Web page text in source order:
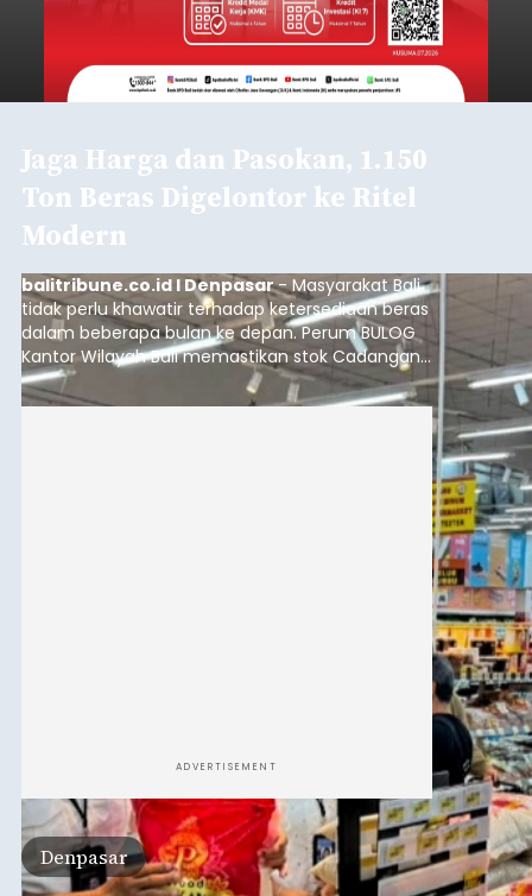
Jaga Harga dan Pasokan, 1.150
Ton Beras Digelontor ke Ritel
Modern
balitribune.co.id I Denpasar- Masyarakat Bali
tidak perlu khawatir terhadap ketersediaan beras
dalam beberapa bulan ke depan. Perum BULOG
Kantor Wilayah Bali memastikan stok Cadangan
Beras Pemerintah (CBP) masih dalam kondisi
aman, bahkan diproyeksikan mampu memenuhi
ADVERTISEMENT
Denpasar